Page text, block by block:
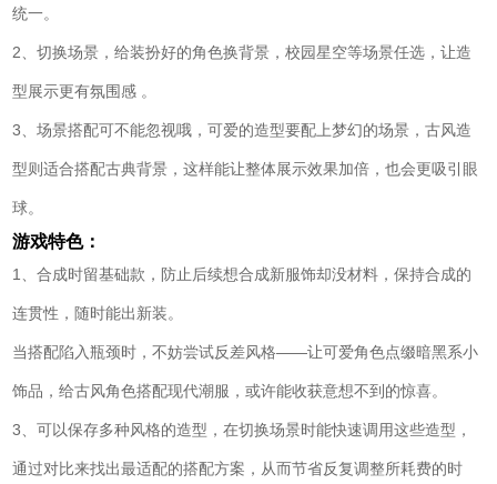
统一。
2、切换场景，给装扮好的角色换背景，校园星空等场景任选，让造
型展示更有氛围感 。
3、场景搭配可不能忽视哦，可爱的造型要配上梦幻的场景，古风造
型则适合搭配古典背景，这样能让整体展示效果加倍，也会更吸引眼
球。
游戏特色：
1、合成时留基础款，防止后续想合成新服饰却没材料，保持合成的
连贯性，随时能出新装。
当搭配陷入瓶颈时，不妨尝试反差风格——让可爱角色点缀暗黑系小
饰品，给古风角色搭配现代潮服，或许能收获意想不到的惊喜。
3、可以保存多种风格的造型，在切换场景时能快速调用这些造型，
通过对比来找出最适配的搭配方案，从而节省反复调整所耗费的时